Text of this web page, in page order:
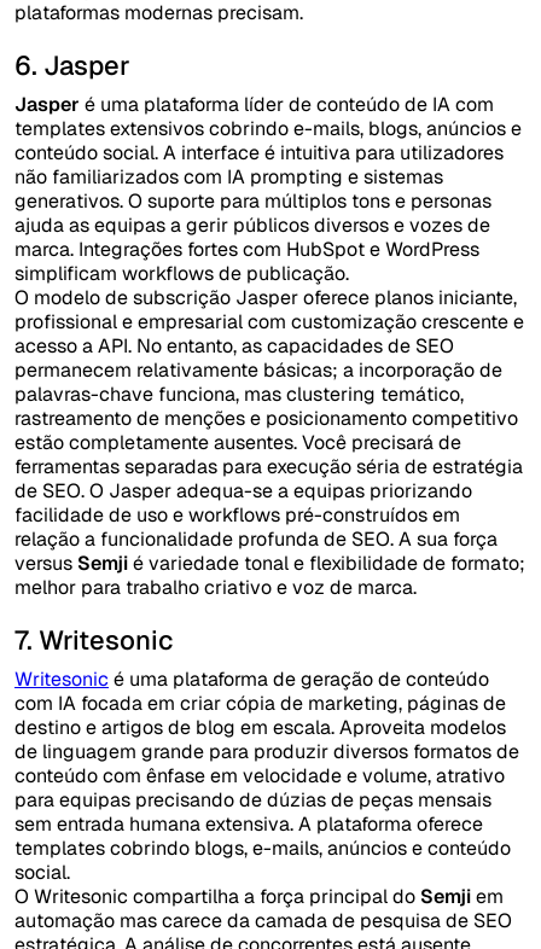
plataformas modernas precisam.
6. Jasper
Jasper é uma plataforma líder de conteúdo de IA com
templates extensivos cobrindo e-mails, blogs, anúncios e
conteúdo social. A interface é intuitiva para utilizadores
não familiarizados com IA prompting e sistemas
generativos. O suporte para múltiplos tons e personas
ajuda as equipas a gerir públicos diversos e vozes de
marca. Integrações fortes com HubSpot e WordPress
simplificam workflows de publicação.
O modelo de subscrição Jasper oferece planos iniciante,
profissional e empresarial com customização crescente e
acesso a API. No entanto, as capacidades de SEO
permanecem relativamente básicas; a incorporação de
palavras-chave funciona, mas clustering temático,
rastreamento de menções e posicionamento competitivo
estão completamente ausentes. Você precisará de
ferramentas separadas para execução séria de estratégia
de SEO. O Jasper adequa-se a equipas priorizando
facilidade de uso e workflows pré-construídos em
relação a funcionalidade profunda de SEO. A sua força
versus Semjié variedade tonal e flexibilidade de formato;
melhor para trabalho criativo e voz de marca.
7. Writesonic
Writesonic é uma plataforma de geração de conteúdo
com IA focada em criar cópia de marketing, páginas de
destino e artigos de blog em escala. Aproveita modelos
de linguagem grande para produzir diversos formatos de
conteúdo com ênfase em velocidade e volume, atrativo
para equipas precisando de dúzias de peças mensais
sem entrada humana extensiva. A plataforma oferece
templates cobrindo blogs, e-mails, anúncios e conteúdo
social.
O Writesonic compartilha a força principal do Semjiem
automação mas carece da camada de pesquisa de SEO